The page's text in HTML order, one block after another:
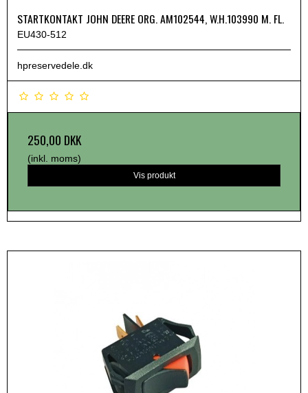
STARTKONTAKT JOHN DEERE ORG. AM102544, W.H.103990 M. FL.
EU430-512
hpreservedele.dk
250,00 DKK
(inkl. moms)
Vis produkt